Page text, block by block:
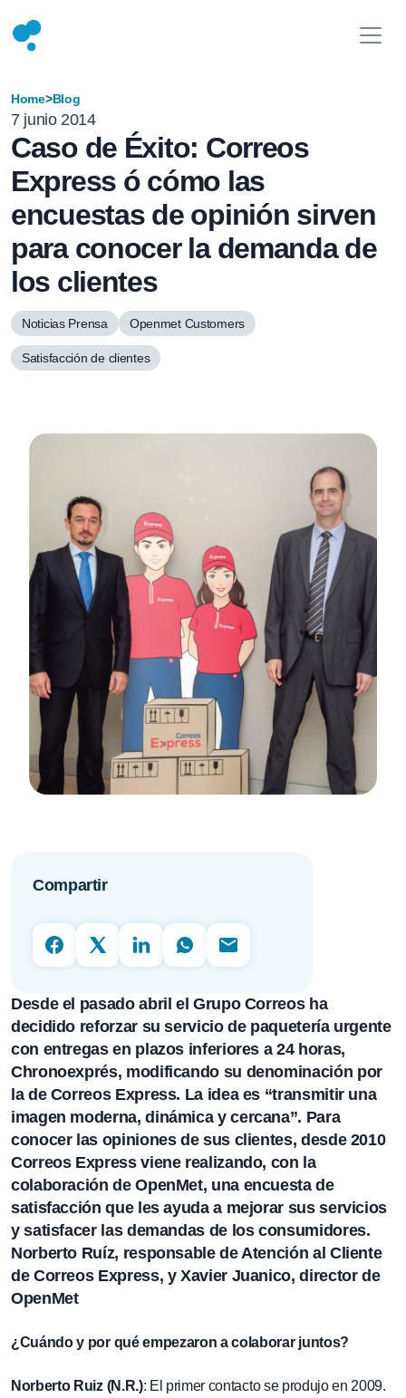
Home>Blog
7 junio 2014
Caso de Éxito: Correos
Express ó cómo las
encuestas de opinión sirven
para conocer la demanda de
los clientes
Noticias Prensa Openmet Customers
Satisfacción de clientes
Compartir
Desde el pasado abril el Grupo Correosha
decidido reforzar su servicio de paquetería urgente
con entregas en plazos inferiores a 24 horas,
Chronoexprés, modificando su denominación por
la de Correos Express. La idea es “transmitir una
imagen moderna, dinámica y cercana”. Para
conocer las opiniones de sus clientes, desde 2010
Correos Express viene realizando, con la
colaboración de OpenMet, una encuesta de
satisfacción que les ayuda a mejorar sus servicios
y satisfacer las demandas de los consumidores.
Norberto Ruíz, responsable de Atención al Cliente
de Correos Express, y Xavier Juanico, director de
OpenMet
¿Cuándo y por qué empezaron a colaborar juntos?
Norberto Ruiz (N.R.): El primer contacto se produjo en 2009.